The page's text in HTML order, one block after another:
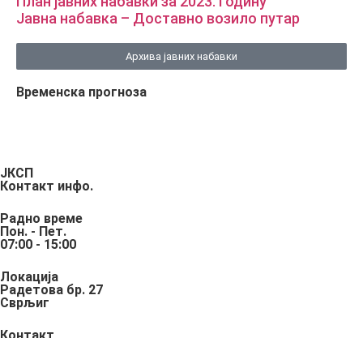
Јавна набавка – Доставно возило путар
Архива јавних набавки
Временска прогноза
ЈКСП
Контакт инфо.
Радно време
Пон. - Пет.
07:00 - 15:00
Локација
Радетова бр. 27
Сврљиг